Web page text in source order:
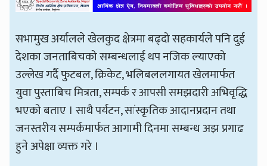
सभामुख अर्यालले खेलकुद क्षेत्रमा बढ्दो सहकार्यले पनि दुई
देशका जनताबिचको सम्बन्धलाई थप नजिक ल्याएको
उल्लेख गर्दै फुटबल, क्रिकेट, भलिबललगायत खेलमार्फत
युवा पुस्ताबिच मित्रता, सम्पर्क र आपसी समझदारी अभिवृद्धि
भएको बताए । साथै पर्यटन, सांस्कृतिक आदानप्रदान तथा
जनस्तरीय सम्पर्कमार्फत आगामी दिनमा सम्बन्ध अझ प्रगाढ
हुने अपेक्षा व्यक्त गरे ।